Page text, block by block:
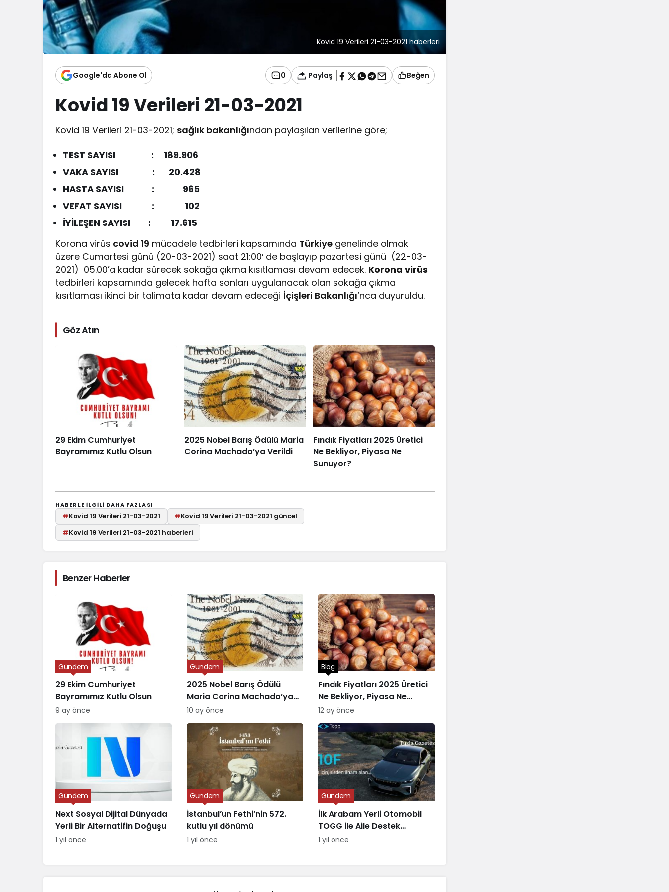
Kovid 19 Verileri 21-03-2021 haberleri
Google'da Abone Ol 0 Paylaş Beğen
Kovid 19 Verileri 21-03-2021
Kovid 19 Verileri 21-03-2021; sağlık bakanlığından paylaşılan verilerine göre;
TEST SAYISI : 189.906
VAKA SAYISI : 20.428
HASTA SAYISI : 965
VEFAT SAYISI : 102
İYİLEŞEN SAYISI : 17.615
Korona virüs covid 19 mücadele tedbirleri kapsamında Türkiye genelinde olmak
üzere Cumartesi günü (20-03-2021) saat 21:00′ de başlayıp pazartesi günü (22-03-
2021) 05.00’a kadar sürecek sokağa çıkma kısıtlaması devam edecek. Korona virüs
tedbirleri kapsamında gelecek hafta sonları uygulanacak olan sokağa çıkma
kısıtlaması ikinci bir talimata kadar devam edeceği İçişleri Bakanlığı‘nca duyuruldu.
Göz Atın
29 Ekim Cumhuriyet
Bayramımız Kutlu Olsun
2025 Nobel Barış Ödülü Maria
Corina Machado’ya Verildi
Fındık Fiyatları 2025 Üretici
Ne Bekliyor, Piyasa Ne
Sunuyor?
HABERLE ILGILI DAHA FAZLASI
#Kovid 19 Verileri 21-03-2021 #Kovid 19 Verileri 21-03-2021 güncel
#Kovid 19 Verileri 21-03-2021 haberleri
Benzer Haberler
29 Ekim Cumhuriyet
Bayramımız Kutlu Olsun
Gündem
9 ay önce
2025 Nobel Barış Ödülü
Maria Corina Machado’ya
Verildi
Gündem
10 ay önce
Fındık Fiyatları 2025 Üretici
Ne Bekliyor, Piyasa Ne
Sunuyor?
Blog
12 ay önce
Next Sosyal Dijital Dünyada
Yerli Bir Alternatifin Doğuşu
Gündem
1 yıl önce
İstanbul’un Fethi’nin 572.
kutlu yıl dönümü
Gündem
1 yıl önce
İlk Arabam Yerli Otomobil
TOGG ile Aile Destek
Programı
Gündem
1 yıl önce